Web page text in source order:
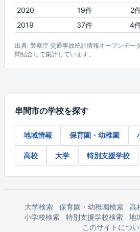
2020
19件 2
2019
37件 4
出典: 警察庁 交通事故統計情報オープンデー
間結合して集計しています。
串間市の学校を探す
地域情報 保育園・幼稚園
高校 大学 特別支援学校
大学検索 保育園・幼稚園検索 高
小学校検索
特別支援学校検索
地
このサイトにつ